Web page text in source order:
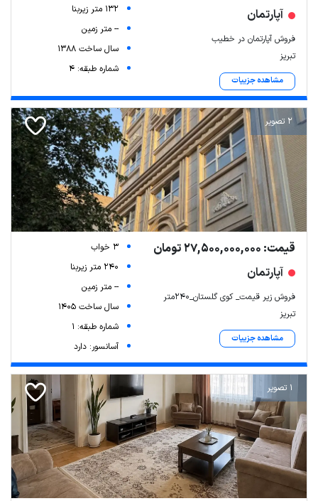
آپارتمان
فروش آپارتمان در خطیب
تبریز
مشاهده جزییات
132 متر زیربنا
-- متر زمین
سال ساخت 1388
شماره طبقه: 4
2 تصویر
قیمت: 27,500,000,000 تومان
آپارتمان
فروش زیر قیمت_ کوی گلستان_240متر
تبریز
مشاهده جزییات
3 خواب
240 متر زیربنا
-- متر زمین
سال ساخت 1405
شماره طبقه: 1
آسانسور: دارد
1 تصویر